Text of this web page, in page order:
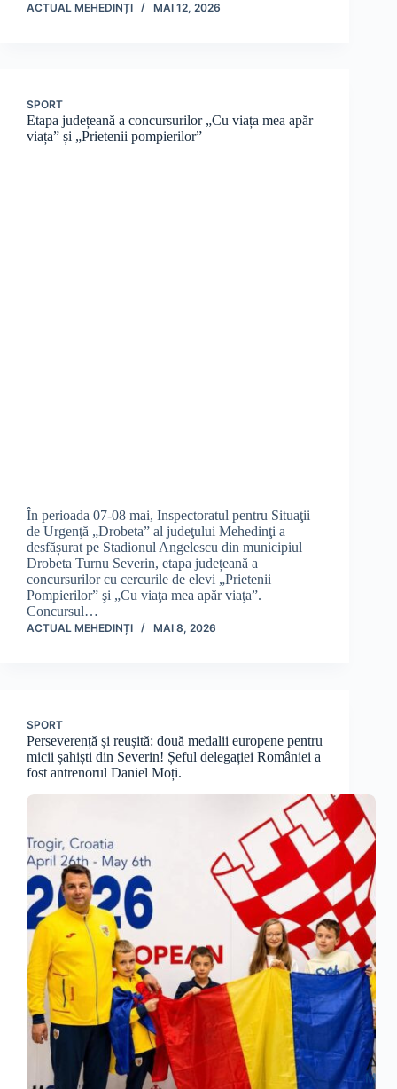
ACTUAL MEHEDINȚI MAI 12, 2026
SPORT
Etapa județeană a concursurilor „Cu viața mea apăr
viața” și „Prietenii pompierilor”
În perioada 07-08 mai, Inspectoratul pentru Situaţii
de Urgenţă „Drobeta” al judeţului Mehedinţi a
desfășurat pe Stadionul Angelescu din municipiul
Drobeta Turnu Severin, etapa județeană a
concursurilor cu cercurile de elevi „Prietenii
Pompierilor” şi „Cu viaţa mea apăr viaţa”.
Concursul…
ACTUAL MEHEDINȚI MAI 8, 2026
SPORT
Perseverență și reușită: două medalii europene pentru
micii șahiști din Severin! Șeful delegației României a
fost antrenorul Daniel Moți.